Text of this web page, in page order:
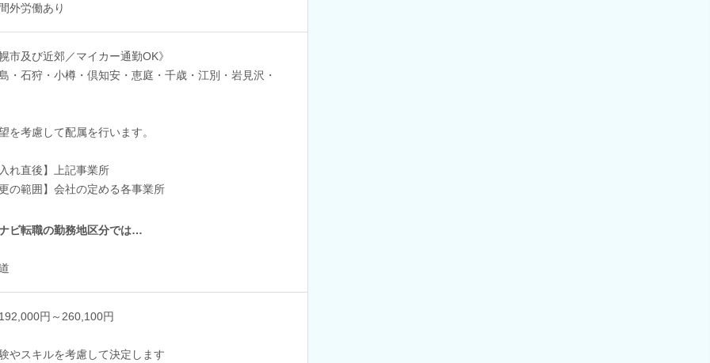
外労働あり
市及び近郊／マイカー通勤OK》
・石狩・小樽・倶知安・恵庭・千歳・江別・岩見沢・
を考慮して配属を行います。
れ直後】上記事業所
の範囲】会社の定める各事業所
ビ転職の勤務地区分では…
円～260,100円
やスキルを考慮して決定します